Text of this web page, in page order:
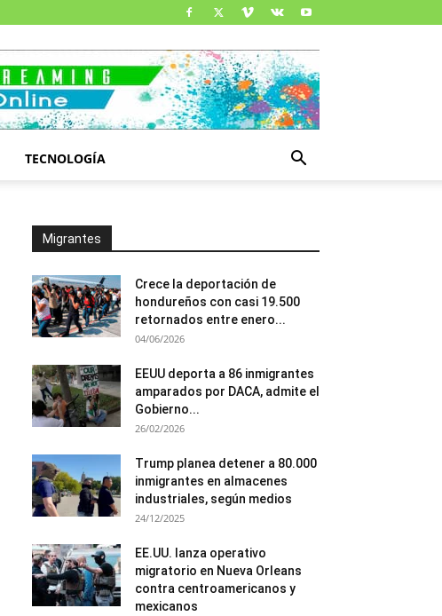
TECNOLOGÍA
Migrantes
Crece la deportación de
hondureños con casi 19.500
retornados entre enero...
04/06/2026
EEUU deporta a 86 inmigrantes
amparados por DACA, admite el
Gobierno...
26/02/2026
Trump planea detener a 80.000
inmigrantes en almacenes
industriales, según medios
24/12/2025
EE.UU. lanza operativo
migratorio en Nueva Orleans
contra centroamericanos y
mexicanos